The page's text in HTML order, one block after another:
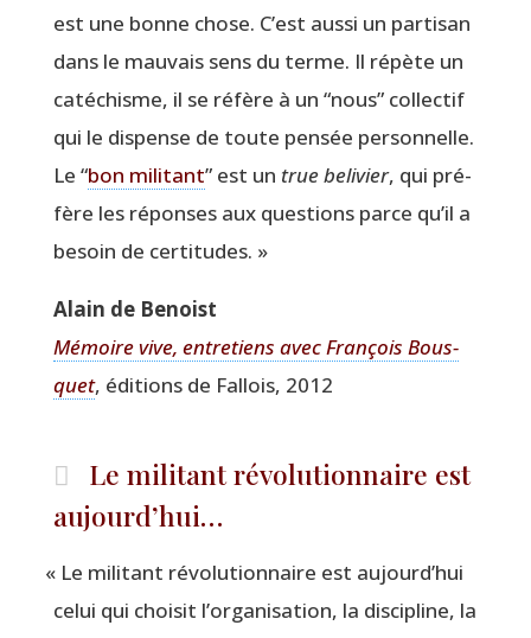
est une bonne chose. C’est aus­si un par­ti­san
dans le mau­vais sens du terme. Il répète un
caté­chisme, il se réfère à un “nous” col­lec­tif
qui le dis­pense de toute pen­sée per­son­nelle.
Le “bon mili­tant” est un true beli­vier, qui pré­
fère les réponses aux ques­tions parce qu’il a
besoin de certitudes. »
Alain de Benoist
Mémoire vive, entre­tiens avec Fran­çois Bous­
quet, édi­tions de Fal­lois, 2012
Le militant révolutionnaire est
aujourd’hui…
« Le mili­tant révo­lu­tion­naire est aujourd’hui
celui qui choi­sit l’organisation, la dis­ci­pline, la